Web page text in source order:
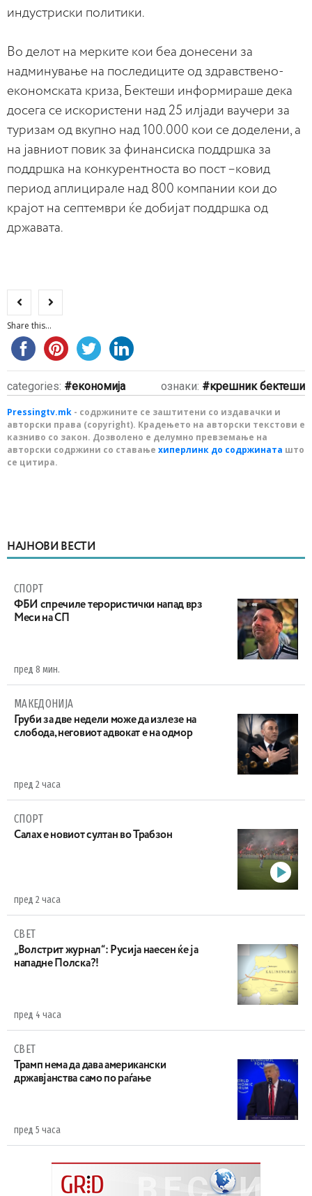
индустриски политики.
Во делот на мерките кои беа донесени за
надминување на последиците од здравствено-
економската криза, Бектеши информираше дека
досега се искористени над 25 илјади ваучери за
туризам од вкупно над 100.000 кои се доделени, а
на јавниот повик за финансиска поддршка за
поддршка на конкурентноста во пост –ковид
период аплицирале над 800 компании кои до
крајот на септември ќе добијат поддршка од
државата.
Share this...
categories: економија ознаки: крешник бектеши
Pressingtv.mk - содржините се заштитени со издавачки и
авторски права (copyright). Крадењето на авторски текстови е
казниво со закон. Дозволено е делумно превземање на
авторски содржини со ставање хиперлинк до содржината што
се цитира.
НАЈНОВИ ВЕСТИ
СПОРТ
ФБИ спречиле терористички напад врз
Меси на СП
пред 8 мин.
МАКЕДОНИЈА
Груби за две недели може да излезе на
слобода, неговиот адвокат е на одмор
пред 2 часа
СПОРТ
Салах е новиот султан во Трабзон
пред 2 часа
СВЕТ
„Волстрит журнал“: Русија наесен ќе ја
нападне Полска?!
пред 4 часа
СВЕТ
Трамп нема да дава американски
државјанства само по раѓање
пред 5 часа